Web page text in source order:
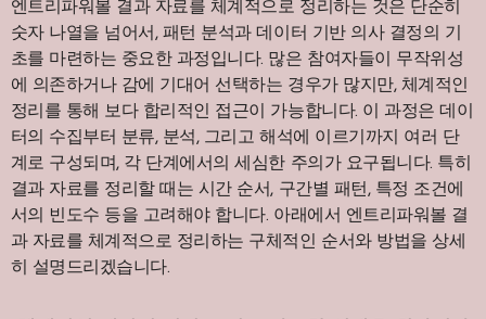
엔트리파워볼 결과 자료를 체계적으로 정리하는 것은 단순히
숫자 나열을 넘어서, 패턴 분석과 데이터 기반 의사 결정의 기
초를 마련하는 중요한 과정입니다. 많은 참여자들이 무작위성
에 의존하거나 감에 기대어 선택하는 경우가 많지만, 체계적인
정리를 통해 보다 합리적인 접근이 가능합니다. 이 과정은 데이
터의 수집부터 분류, 분석, 그리고 해석에 이르기까지 여러 단
계로 구성되며, 각 단계에서의 세심한 주의가 요구됩니다. 특히
결과 자료를 정리할 때는 시간 순서, 구간별 패턴, 특정 조건에
서의 빈도수 등을 고려해야 합니다. 아래에서 엔트리파워볼 결
과 자료를 체계적으로 정리하는 구체적인 순서와 방법을 상세
히 설명드리겠습니다.